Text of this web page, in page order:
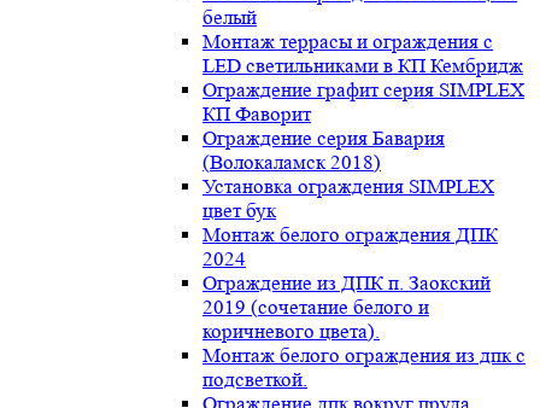
белый
Монтаж террасы и ограждения с
LED светильниками в КП Кембридж
Ограждение графит серия SIMPLEX
КП Фаворит
Ограждение серия Бавария
(Волокаламск 2018)
Установка ограждения SIMPLEX
цвет бук
Монтаж белого ограждения ДПК
2024
Ограждение из ДПК п. Заокский
2019 (сочетание белого и
коричневого цвета).
Монтаж белого ограждения из дпк с
подсветкой.